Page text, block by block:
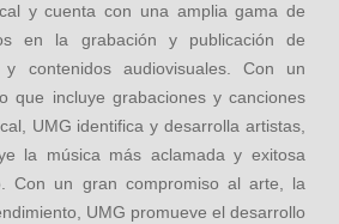
y cuenta con una amplia gama de
en la grabación y publicación de
y contenidos audiovisuales. Con un
que incluye grabaciones y canciones
UMG identifica y desarrolla artistas,
la música más aclamada y exitosa
Con un gran compromiso al arte, la
UMG promueve el desarrollo